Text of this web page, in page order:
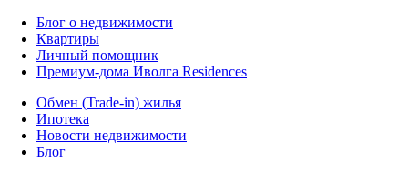
Блог о недвижимости
Квартиры
Личный помощник
Премиум-дома Иволга Residences
Обмен (Trade-in) жилья
Ипотека
Новости недвижимости
Блог